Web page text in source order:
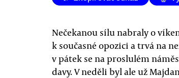
Nečekanou sílu nabraly o
k současné opozici a trvá na
v pátek se na proslulém
davy. V neděli byl ale už